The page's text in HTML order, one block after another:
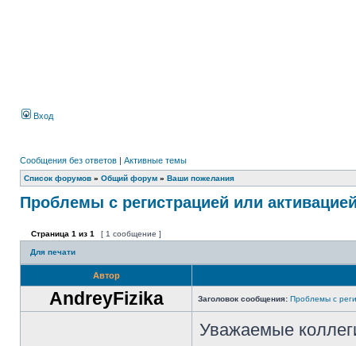
Вход
Сообщения без ответов | Активные темы
Список форумов » Общий форум » Ваши пожелания
Проблемы с регистрацией или
Страница 1 из 1 [ 1 сообщение ]
Для печати
Автор
AndreyFizika Заголовок сообщения: Проблемы с
Уважаемые